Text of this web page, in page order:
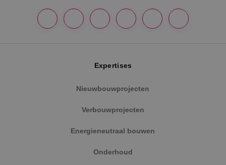
Expertises
Nieuwbouwprojecten
Verbouwprojecten
Energieneutraal bouwen
Onderhoud